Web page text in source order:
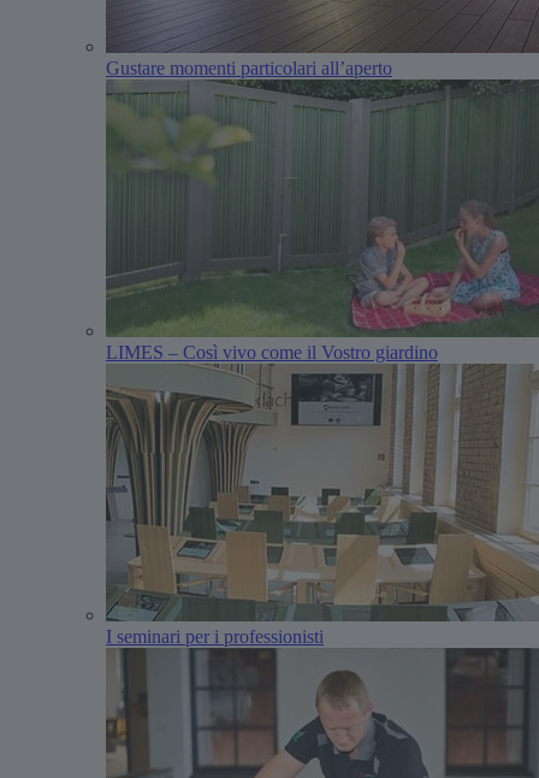
Gustare momenti particolari all’aperto
LIMES – Così vivo come il Vostro giardino
I seminari per i professionisti